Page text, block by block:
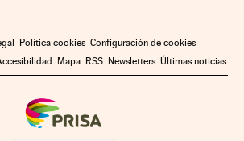
Política cookies Configuración de cookies
Mapa RSS Newsletters Últimas noticias